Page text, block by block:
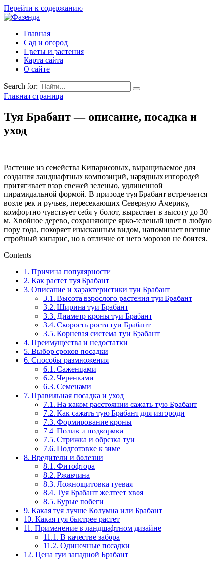
Перейти к содержанию
Главная
Сад и огород
Цветы и растения
Карта сайта
О сайте
Search for:
Главная страница
Туя Брабант — описание, посадка и
уход
Растение из семейства Кипарисовых, выращиваемое для
создания ландшафтных композиций, нарядных изгородей
притягивает взор свежей зеленью, удлиненной
пирамидальной формой. В природе туя Брабант встречается
возле рек и ручьев, пересекающих Северную Америку,
комфортно чувствует себя у болот, вырастает в высоту до 30
м. Хвойное дерево, сохраняющее ярко-зеленый цвет в любую
пору года, покоряет изысканным видом, напоминает внешне
стройный кипарис, но в отличие от него морозов не боится.
Contents
1. Причина популярности
2. Как растет туя Брабант
3. Описание и характеристики туи Брабант
3.1. Высота взрослого растения туи Брабант
3.2. Ширина туи Брабант
3.3. Диаметр кроны туи Брабант
3.4. Скорость роста туи Брабант
3.5. Корневая система туи Брабант
4. Преимущества и недостатки
5. Выбор сроков посадки
6. Способы размножения
6.1. Саженцами
6.2. Черенками
6.3. Семенами
7. Правильная посадка и уход
7.1. На каком расстоянии сажать тую Брабант
7.2. Как сажать тую Брабант для изгороди
7.3. Формирование кроны
7.4. Полив и подкормка
7.5. Стрижка и обрезка туи
7.6. Подготовке к зиме
8. Вредители и болезни
8.1. Фитофтора
8.2. Ржавчина
8.3. Ложнощитовка туевая
8.4. Туя Брабант желтеет хвоя
8.5. Бурые побеги
9. Какая туя лучше Колумна или Брабант
10. Какая туя быстрее растет
11. Применение в ландшафтном дизайне
11.1. В качестве забора
11.2. Одиночные посадки
12. Цена туи западной Брабант